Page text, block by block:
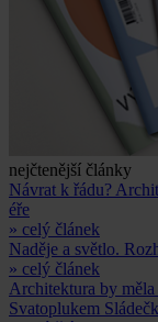
nejčtenější články
Návrat k řádu?
éře
» celý článek
Naděje a světlo.
» celý článek
Architektura by
Svatoplukem